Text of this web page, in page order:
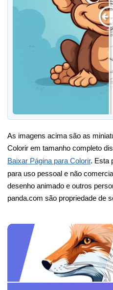
As imagens acima são as
Colorir em tamanho completo
Baixar Página para Colorir. Esta
para uso pessoal e não
desenho animado e outros
panda.com são propriedade de